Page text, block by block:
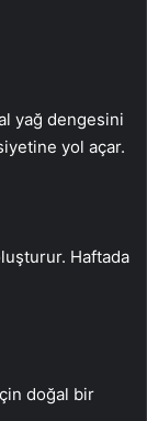
yağ dengesini
yol açar.
Haftada
doğal bir